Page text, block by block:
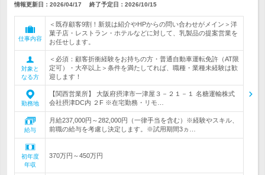
情報更新日：2026/04/17 終了予定日： 2026/10/15
仕事内容
＜既存顧客9割！新規は紹介やHPからの問い合わせがメイン＞洋
菓子店・レストラン・ホテルなどに対して、乳製品の提案営業を
お任せします。
対象と
なる方
＜必須：顧客折衝経験をお持ちの方・普通自動車運転免許（AT限
定可）・大卒以上＞条件を満たしてれば、職種・業種未経験は歓
迎します！
勤務地
【関西営業所】 大阪府摂津市一津屋３－２１－１ 名糖運輸株式
会社摂津DC内 ２F ※在宅勤務・リモ…
給与
月給237,000円～282,000円（一律手当を含む）※経験やスキル、
前職の給与を考慮し決定します。※試用期間3ヵ…
初年度
年収
370万円～450万円